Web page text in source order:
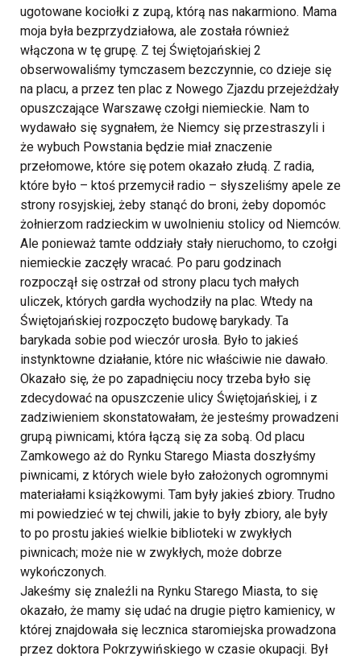
ugotowane kociołki z zupą, którą nas nakarmiono. Mama
moja była bezprzydziałowa, ale została również
włączona w tę grupę. Z tej Świętojańskiej 2
obserwowaliśmy tymczasem bezczynnie, co dzieje się
na placu, a przez ten plac z Nowego Zjazdu przejeżdżały
opuszczające Warszawę czołgi niemieckie. Nam to
wydawało się sygnałem, że Niemcy się przestraszyli i
że wybuch Powstania będzie miał znaczenie
przełomowe, które się potem okazało złudą. Z radia,
które było – ktoś przemycił radio – słyszeliśmy apele ze
strony rosyjskiej, żeby stanąć do broni, żeby dopomóc
żołnierzom radzieckim w uwolnieniu stolicy od Niemców.
Ale ponieważ tamte oddziały stały nieruchomo, to czołgi
niemieckie zaczęły wracać. Po paru godzinach
rozpoczął się ostrzał od strony placu tych małych
uliczek, których gardła wychodziły na plac. Wtedy na
Świętojańskiej rozpoczęto budowę barykady. Ta
barykada sobie pod wieczór urosła. Było to jakieś
instynktowne działanie, które nic właściwie nie dawało.
Okazało się, że po zapadnięciu nocy trzeba było się
zdecydować na opuszczenie ulicy Świętojańskiej, i z
zadziwieniem skonstatowałam, że jesteśmy prowadzeni
grupą piwnicami, która łączą się za sobą. Od placu
Zamkowego aż do Rynku Starego Miasta doszłyśmy
piwnicami, z których wiele było założonych ogromnymi
materiałami książkowymi. Tam były jakieś zbiory. Trudno
mi powiedzieć w tej chwili, jakie to były zbiory, ale były
to po prostu jakieś wielkie biblioteki w zwykłych
piwnicach; może nie w zwykłych, może dobrze
wykończonych.
Jakeśmy się znaleźli na Rynku Starego Miasta, to się
okazało, że mamy się udać na drugie piętro kamienicy, w
której znajdowała się lecznica staromiejska prowadzona
przez doktora Pokrzywińskiego w czasie okupacji. Był